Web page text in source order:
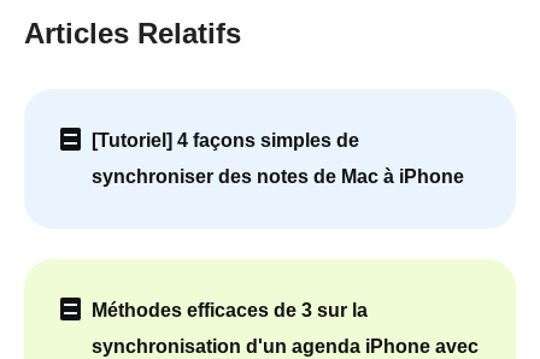
Articles Relatifs
[Tutoriel] 4 façons simples de
synchroniser des notes de Mac à iPhone
Méthodes efficaces de 3 sur la
synchronisation d'un agenda iPhone avec